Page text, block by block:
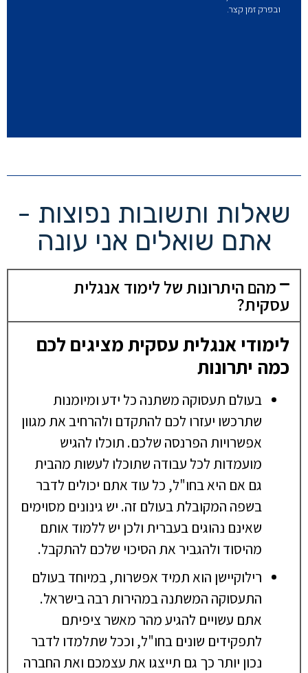
ובפרק זמן קצר.
שאלות ותשובות נפוצות -
אתם שואלים אני עונה
מהם היתרונות של לימוד אנגלית
עסקית?
לימודי אנגלית עסקית מציגים לכם
כמה יתרונות
בעולם תעסוקה משתנה כל ידע ומיומנות
שתרכשו יעזרו לכם להתקדם ולהרחיב את מגוון
אפשרויות הפרנסה שלכם. תוכלו להגיש
מועמדות לכל עבודה שתוכלו לעשות מהבית
גם אם היא בחו"ל, כל עוד אתם יכולים לדבר
בשפה המקובלת בעולם זה. יש גינונים מסוימים
שאינם נהוגים בעברית ולכן יש ללמוד אותם
מהיסוד ולהגביר את הסיכוי שלכם להתקבל.
רילוקיישן הוא תמיד אפשרות, במיוחד בעולם
התעסוקה המשתנה במהירות רבה בישראל.
אתם עשויים להגיע מהר מאשר ציפיתם
לתפקידים שונים בחו"ל, וככל שתלמדו לדבר
נכון יותר כך גם תייצגו את עצמכם ואת החברה